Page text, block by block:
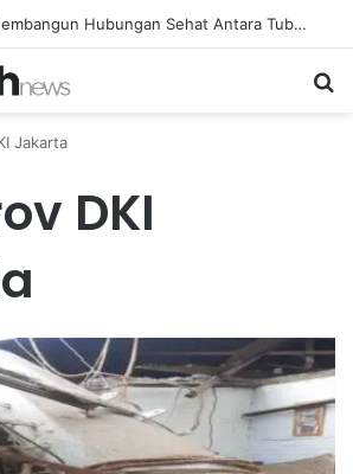
Diet Fleksibel Membangun Hubungan Sehat Antara Tubuh dan Makanan Sehari-hari
Jakarta
DKI